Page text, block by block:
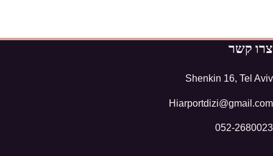
צרו קשר
Shenkin 16, Tel Aviv
Hiarportdizi@gmail.com
052-2680023